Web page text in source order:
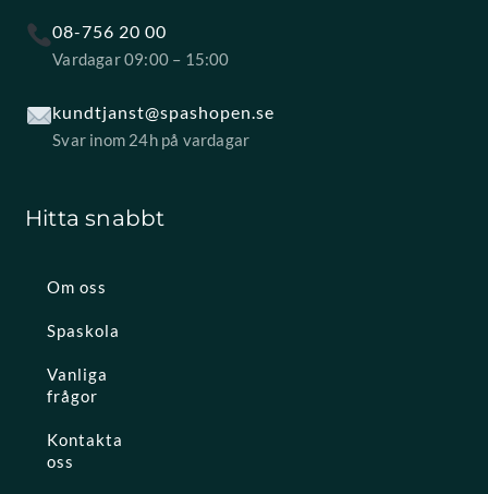
08-756 20 00
Vardagar 09:00 – 15:00
kundtjanst@spashopen.se
Svar inom 24h på vardagar
Hitta snabbt
Om oss
Spaskola
Vanliga
frågor
Kontakta
oss